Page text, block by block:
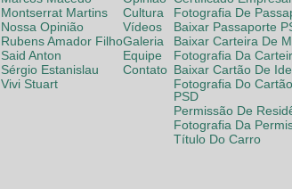
Montserrat Martins
Nossa Opinião
Rubens Amador Filho
Said Anton
Sérgio Estanislau
Vivi Stuart
Cultura
Vídeos
Galeria
Equipe
Contato
Fotografia De
Baixar Passaporte
Baixar Carteira De
Fotografia Da
Baixar Cartão De
Fotografia Do
PSD
Permissão De
Fotografia Da
Título Do Carro